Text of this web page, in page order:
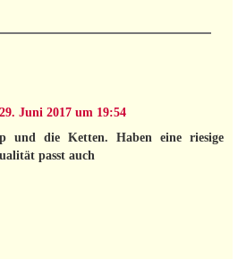
29. Juni 2017 um 19:54
und die Ketten. Haben eine riesige
passt auch